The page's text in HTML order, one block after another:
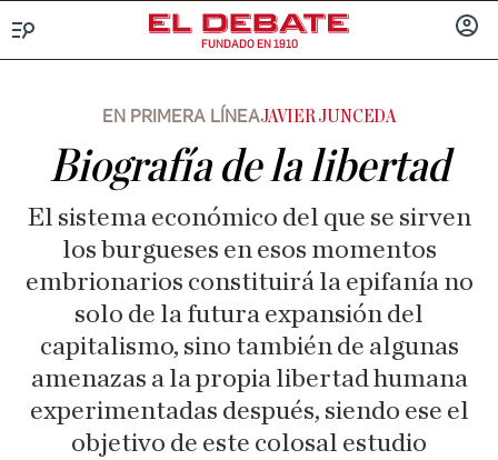
FUNDADO EN 1910
EN PRIMERA LÍNEAJAVIER JUNCEDA
Biografía de la libertad
El sistema económico del que se sirven
los burgueses en esos momentos
embrionarios constituirá la epifanía no
solo de la futura expansión del
capitalismo, sino también de algunas
amenazas a la propia libertad humana
experimentadas después, siendo ese el
objetivo de este colosal estudio